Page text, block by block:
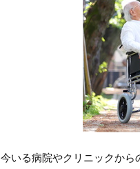
今いる病院やクリニックか